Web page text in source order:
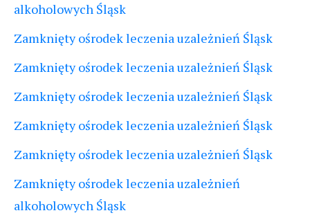
alkoholowych Śląsk
Zamknięty ośrodek leczenia uzależnień Śląsk
Zamknięty ośrodek leczenia uzależnień Śląsk
Zamknięty ośrodek leczenia uzależnień Śląsk
Zamknięty ośrodek leczenia uzależnień Śląsk
Zamknięty ośrodek leczenia uzależnień Śląsk
Zamknięty ośrodek leczenia uzależnień
alkoholowych Śląsk